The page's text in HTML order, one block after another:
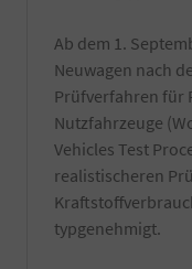
Ab dem 1.
Neuwagen nach
Prüfverfahren für
Nutzfahrzeuge
Vehicles Test
realistischeren
typgenehmigt.